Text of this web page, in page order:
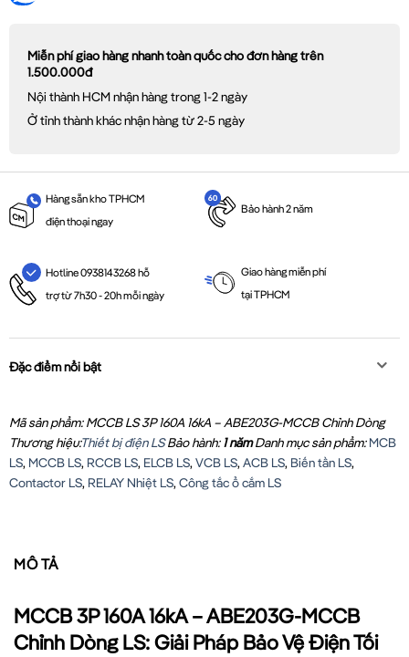
Miễn phí giao hàng nhanh toàn quốc cho đơn hàng trên
1.500.000đ
Nội thành HCM nhận hàng trong 1-2 ngày
Ở tỉnh thành khác nhận hàng từ 2-5 ngày
Hàng sẵn kho TPHCM
điện thoại ngay
Bảo hành 2 năm
Hotline 0938143268 hỗ
trợ từ 7h30 - 20h mỗi ngày
Giao hàng miễn phí
tại TPHCM
Đặc điểm nổi bật
Mã sản phẩm: MCCB LS 3P 160A 16kA – ABE203G-MCCB Chỉnh Dòng
Thương hiệu:Thiết bị điện LS Bảo hành:1 nămDanh mục sản phẩm:MCB
LS, MCCB LS, RCCB LS, ELCB LS,VCB LS,ACB LS, Biến tần LS,
Contactor LS, RELAY Nhiệt LS,Công tắc ổ cắm LS
MÔ TẢ
MCCB 3P 160A 16kA – ABE203G-MCCB
Chỉnh Dòng LS: Giải Pháp Bảo Vệ Điện Tối